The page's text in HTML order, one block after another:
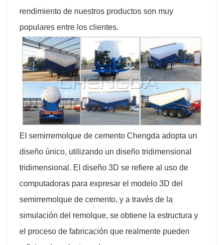
rendimiento de nuestros productos son muy
populares entre los clientes.
El semirremolque de cemento Chengda adopta un
diseño único, utilizando un diseño tridimensional
tridimensional. El diseño 3D se refiere al uso de
computadoras para expresar el modelo 3D del
semirremolque de cemento, y a través de la
simulación del remolque, se obtiene la estructura y
el proceso de fabricación que realmente pueden